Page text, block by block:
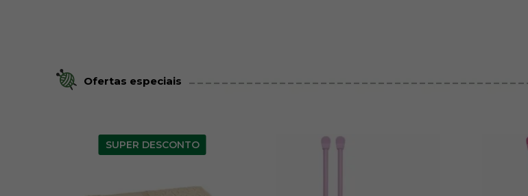
Ofertas especiais
SUPER DESCONTO